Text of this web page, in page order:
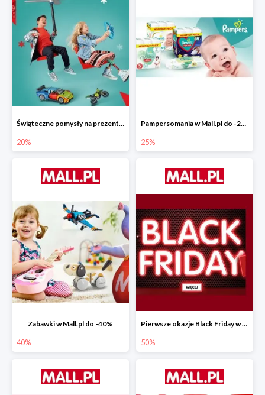
Świąteczne pomysły na prezenty od LEGO w Mall.pl do -20%
20%
Pampersomania w Mall.pl do -25%
25%
Zabawki w Mall.pl do -40%
40%
Pierwsze okazje Black Friday w Mall.pl do -50%
50%